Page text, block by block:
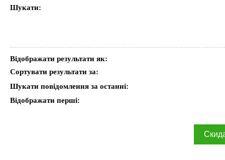
Шукати:
Відображати результати як:
Сортувати результати за:
Шукати повідомлення за останні:
Відображати перші: